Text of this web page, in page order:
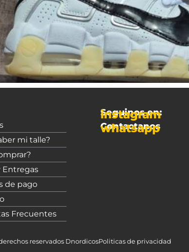
mi talle?
Entregas
de pago
Frecuentes
Seguinos en:
instagram
Contactanos
whatsapp
reservados DnordicosPoliticas de privacidad